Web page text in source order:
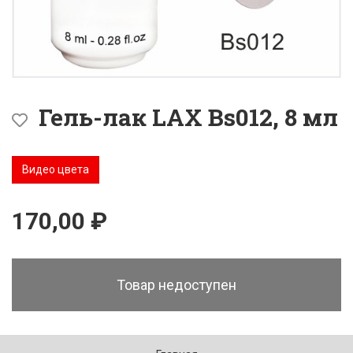
Гель-лак LAX Bs012, 8 мл
Видео цвета
170,00 ₽
Товар недоступен